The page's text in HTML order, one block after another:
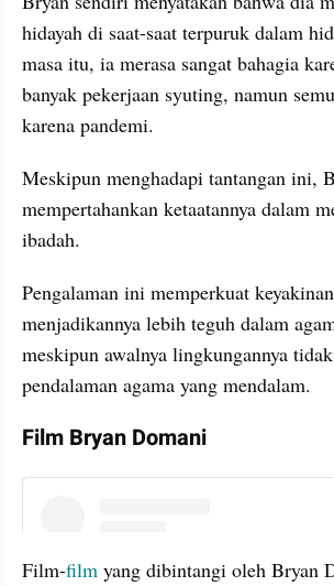
hidayah di saat-saat terpuruk dalam
masa itu, ia merasa sangat bahagia
banyak pekerjaan syuting, namun
karena pandemi.
Meskipun menghadapi tantangan ini,
mempertahankan ketaatannya dalam
ibadah.
Pengalaman ini memperkuat
menjadikannya lebih teguh dalam
meskipun awalnya lingkungannya
pendalaman agama yang mendalam.
Film Bryan Domani
Film-film yang dibintangi oleh Bryan